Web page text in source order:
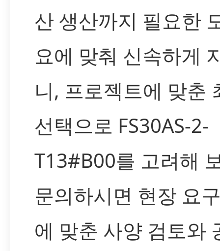
산 생산까지 필요한
요에 맞춰 신속하게
니, 프로젝트에 맞춘
선택으로 FS30AS-2-
T13#B00를 고려해
문의하시면 현장 요
에 맞춘 사양 검토와